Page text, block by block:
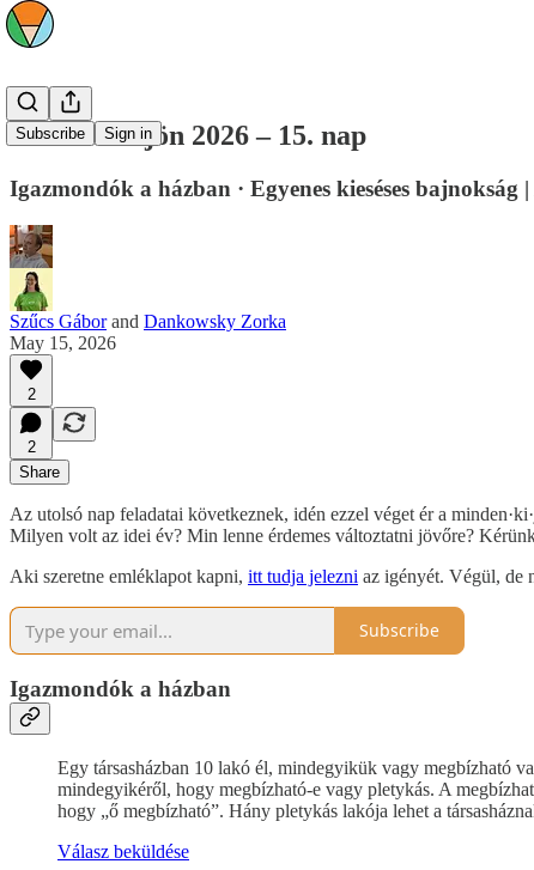
Subscribe Sign in
minden·ki·jön 2026 – 15. nap
Igazmondók a házban · Egyenes kieséses
Szűcs Gáborand Dankowsky Zorka
May 15, 2026
2
2
Share
Az utolsó nap feladatai következnek, idén ezzel véget ér a
Milyen volt az idei év? Min lenne érdemes változtatni jövőre?
Aki szeretne emléklapot kapni, itt tudja jelezni az igényét. Végül, de
Subscribe
Igazmondók a házban
Egy társasházban 10 lakó él, mindegyikük vagy megbízható
mindegyikéről, hogy megbízható-e vagy pletykás. A
hogy „ő megbízható”. Hány pletykás lakója lehet a
Válasz beküldése